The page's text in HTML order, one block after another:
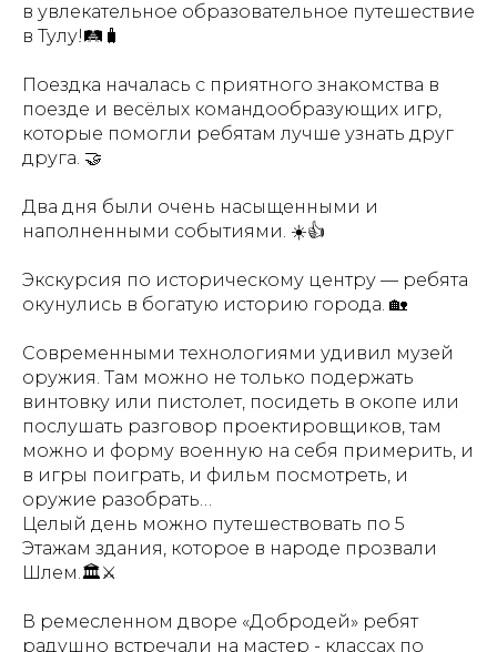
в увлекательное образовательное путешествие
в Тулу!🛤🧳
Поездка началась с приятного знакомства в
поезде и весёлых командообразующих игр,
которые помогли ребятам лучше узнать друг
друга. 🤝
Два дня были очень насыщенными и
наполненными событиями. ☀️👍
Экскурсия по историческому центру — ребята
окунулись в богатую историю города. 🏡
Современными технологиями удивил музей
оружия. Там можно не только подержать
винтовку или пистолет, посидеть в окопе или
послушать разговор проектировщиков, там
можно и форму военную на себя примерить, и
в игры поиграть, и фильм посмотреть, и
оружие разобрать…
Целый день можно путешествовать по 5
Этажам здания, которое в народе прозвали
Шлем.🏛⚔️
В ремесленном дворе «Добродей» ребят
радушно встречали на мастер - классах по